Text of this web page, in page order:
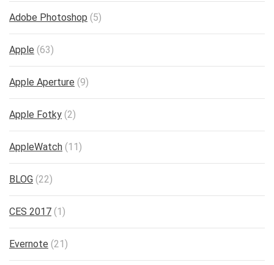
Adobe Photoshop (5)
Apple (63)
Apple Aperture (9)
Apple Fotky (2)
AppleWatch (11)
BLOG (22)
CES 2017 (1)
Evernote (21)